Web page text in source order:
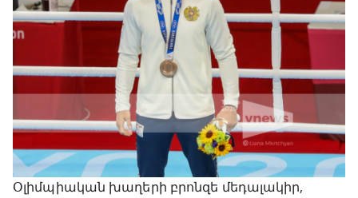
Օլիմպիական խաղերի բրոնզե մեդալակիր,